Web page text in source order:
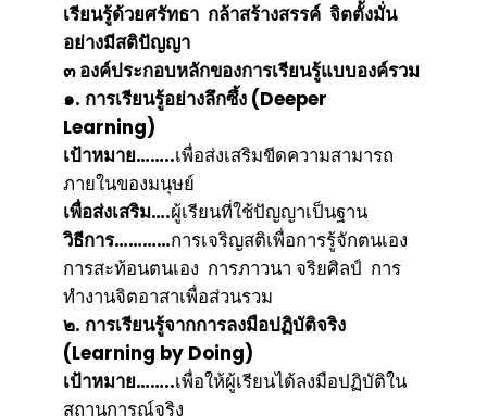
เรียนรู้ด้วยศรัทธา กล้าสร้างสรรค์ จิตตั้งมั่น
อย่างมีสติปัญญา
๓ องค์ประกอบหลักของการเรียนรู้แบบองค์รวม
๑. การเรียนรู้อย่างลึกซึ้ง (Deeper
Learning)
เป้าหมาย……..เพื่อส่งเสริมขีดความสามารถ
ภายในของมนุษย์
เพื่อส่งเสริม….ผู้เรียนที่ใช้ปัญญาเป็นฐาน
วิธีการ…………การเจริญสติเพื่อการรู้จักตนเอง
การสะท้อนตนเอง การภาวนา จริยศิลป์ การ
ทำงานจิตอาสาเพื่อส่วนรวม
๒. การเรียนรู้จากการลงมือปฏิบัติจริง
(Learning by Doing)
เป้าหมาย……..เพื่อให้ผู้เรียนได้ลงมือปฏิบัติใน
สถานการณ์จริง